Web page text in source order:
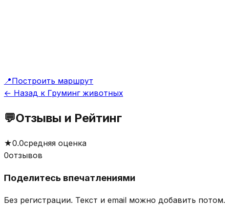
📍Построить маршрут
← Назад к Груминг животных
💬Отзывы и Рейтинг
★0.0средняя оценка
0отзывов
Поделитесь впечатлениями
Без регистрации. Текст и email можно добавить потом.